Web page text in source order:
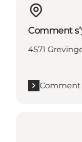
Comment
4571
Comment